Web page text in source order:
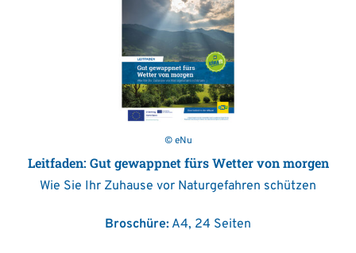
© eNu
Leitfaden: Gut gewappnet fürs Wetter von morgen
Wie Sie Ihr Zuhause vor Naturgefahren schützen
Broschüre: A4, 24 Seiten